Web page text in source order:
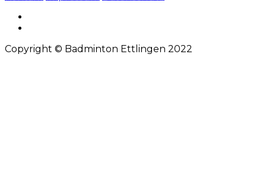
Copyright © Badminton Ettlingen 2022